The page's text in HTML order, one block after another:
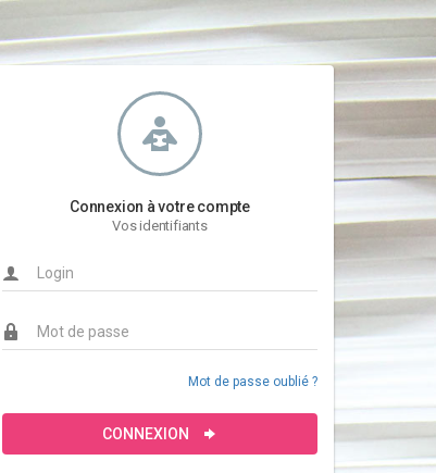
Connexion à votre compte
Vos identifiants
Mot de passe oublié ?
CONNEXION